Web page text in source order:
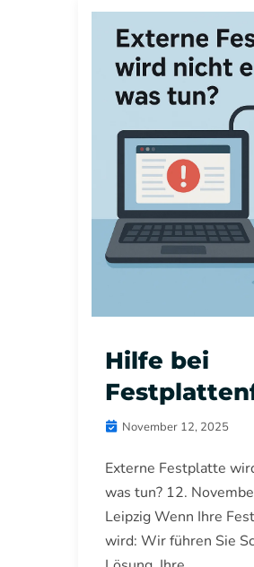
Hilfe bei
November 12, 2025
Externe Festplatte
was tun? 12.
Leipzig Wenn Ihre
wird: Wir führen Sie